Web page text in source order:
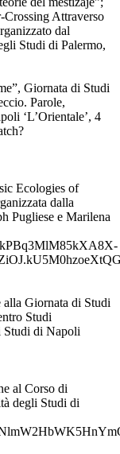
Crossing Attraverso
dal
Studi di Palermo,
Giornata di Studi
Parole,
‘L’Orientale’, 4
Ecologies of
dalla
Pugliese e Marilena
alla Giornata di Studi
Studi
Studi di Napoli
al Corso di
degli Studi di